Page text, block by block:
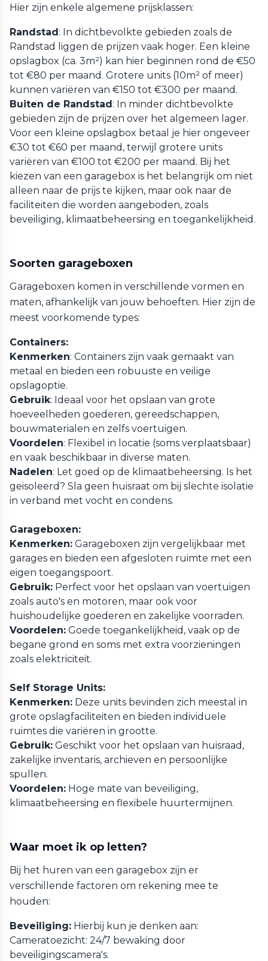
Hier zijn enkele algemene prijsklassen:
Randstad: In dichtbevolkte gebieden zoals de
Randstad liggen de prijzen vaak hoger. Een kleine
opslagbox (ca. 3m²) kan hier beginnen rond de €50
tot €80 per maand. Grotere units (10m² of meer)
kunnen variëren van €150 tot €300 per maand.
Buiten de Randstad: In minder dichtbevolkte
gebieden zijn de prijzen over het algemeen lager.
Voor een kleine opslagbox betaal je hier ongeveer
€30 tot €60 per maand, terwijl grotere units
variëren van €100 tot €200 per maand. Bij het
kiezen van een garagebox is het belangrijk om niet
alleen naar de prijs te kijken, maar ook naar de
faciliteiten die worden aangeboden, zoals
beveiliging, klimaatbeheersing en toegankelijkheid.
Soorten garageboxen
Garageboxen komen in verschillende vormen en
maten, afhankelijk van jouw behoeften. Hier zijn de
meest voorkomende types:
Containers:
Kenmerken: Containers zijn vaak gemaakt van
metaal en bieden een robuuste en veilige
opslagoptie.
Gebruik: Ideaal voor het opslaan van grote
hoeveelheden goederen, gereedschappen,
bouwmaterialen en zelfs voertuigen.
Voordelen: Flexibel in locatie (soms verplaatsbaar)
en vaak beschikbaar in diverse maten.
Nadelen: Let goed op de klimaatbeheersing. Is het
geisoleerd? Sla geen huisraat om bij slechte isolatie
in verband met vocht en condens.
Garageboxen:
Kenmerken: Garageboxen zijn vergelijkbaar met
garages en bieden een afgesloten ruimte met een
eigen toegangspoort.
Gebruik: Perfect voor het opslaan van voertuigen
zoals auto's en motoren, maar ook voor
huishoudelijke goederen en zakelijke voorraden.
Voordelen: Goede toegankelijkheid, vaak op de
begane grond en soms met extra voorzieningen
zoals elektriciteit.
Self Storage Units:
Kenmerken: Deze units bevinden zich meestal in
grote opslagfaciliteiten en bieden individuele
ruimtes die variëren in grootte.
Gebruik: Geschikt voor het opslaan van huisraad,
zakelijke inventaris, archieven en persoonlijke
spullen.
Voordelen: Hoge mate van beveiliging,
klimaatbeheersing en flexibele huurtermijnen.
Waar moet ik op letten?
Bij het huren van een garagebox zijn er
verschillende factoren om rekening mee te
houden:
Beveiliging: Hierbij kun je denken aan:
Cameratoezicht: 24/7 bewaking door
beveiligingscamera's.